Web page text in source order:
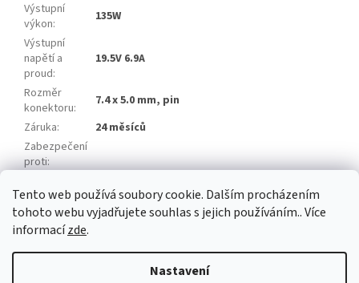
Tento web používá soubory cookie. Dalším procházením
tohoto webu vyjadřujete souhlas s jejich používáním.. Více
informacízde.
Nastavení
Výstupní
výkon:
135W
Výstupní
napětí a
proud:
19.5V 6.9A
Rozměr
konektoru:
7.4 x 5.0 mm, pin
Záruka:
24 měsíců
Zabezpečení
proti:
kabel: 3 pin
Vytvořil Shoptet